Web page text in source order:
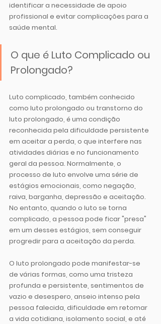
identificar a necessidade de apoio
profissional e evitar complicações para a
saúde mental.
O que é Luto Complicado ou
Prolongado?
Luto complicado, também conhecido
como luto prolongado ou transtorno do
luto prolongado, é uma condição
reconhecida pela dificuldade persistente
em aceitar a perda, o que interfere nas
atividades diárias e no funcionamento
geral da pessoa. Normalmente, o
processo de luto envolve uma série de
estágios emocionais, como negação,
raiva, barganha, depressão e aceitação.
No entanto, quando o luto se torna
complicado, a pessoa pode ficar "presa"
em um desses estágios, sem conseguir
progredir para a aceitação da perda.
O luto prolongado pode manifestar-se
de várias formas, como uma tristeza
profunda e persistente, sentimentos de
vazio e desespero, anseio intenso pela
pessoa falecida, dificuldade em retomar
a vida cotidiana, isolamento social, e até